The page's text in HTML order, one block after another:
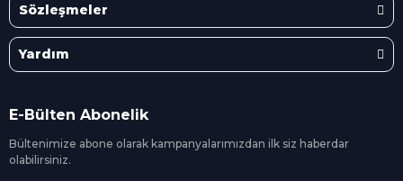
Sözleşmeler
Yardım
E-Bülten Abonelik
Bültenimize abone olarak kampanyalarımızdan ilk siz haberdar
olabilirsiniz.